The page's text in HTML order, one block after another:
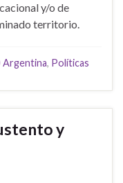
y/o de
territorio.
Argentina, Políticas
y